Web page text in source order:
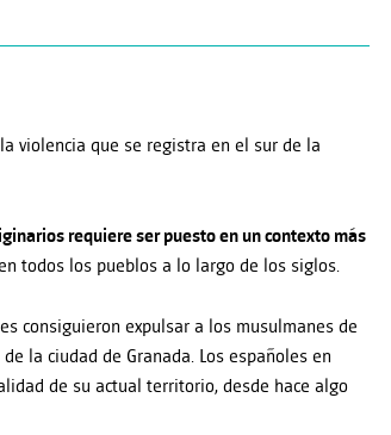
violencia que se registra en el sur de la
requiere ser puesto en un contexto más
todos los pueblos a lo largo de los siglos.
consiguieron expulsar a los musulmanes de
la ciudad de Granada. Los españoles en
de su actual territorio, desde hace algo